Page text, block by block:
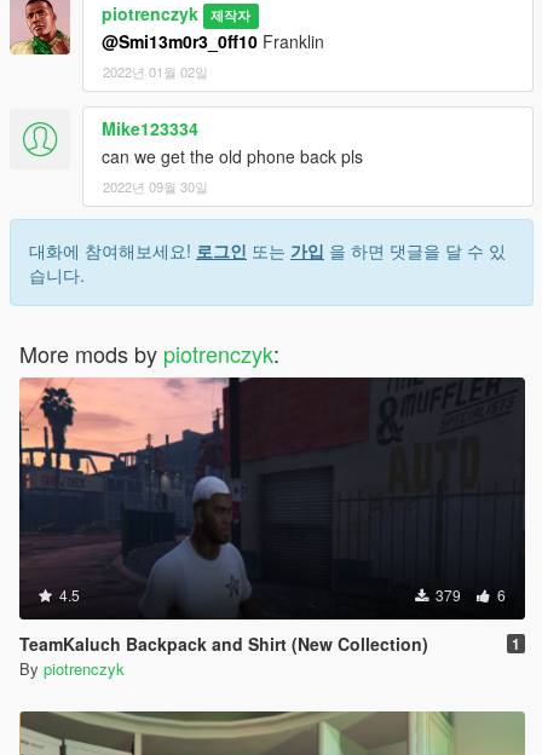
piotrenczyk 제작자
@Smi13m0r3_0ff10 Franklin
2022년 01월 02일
Mike123334
can we get the old phone back pls
2022년 09월 30일
대화에 참여해보세요! 로그인 또는 가입 을 하면 댓글을 달 수 있
습니다.
More mods by piotrenczyk:
4.5 379 6
TeamKaluch Backpack and Shirt (New Collection) 1
By piotrenczyk